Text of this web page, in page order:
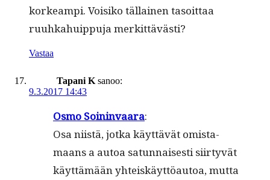
korkeampi. Voisiko täl­lainen tasoit­taa
ruuhkahuip­pu­ja merkittävästi?
Vastaa
Tapani K sanoo:
9.3.2017 14:43
Osmo Soin­in­vaara:
Osa niistä, jot­ka käyt­tävät omis­ta­
maans a autoa sat­un­nais­es­ti siir­tyvät
käyt­tämään yhteiskäyt­töau­toa, mut­ta